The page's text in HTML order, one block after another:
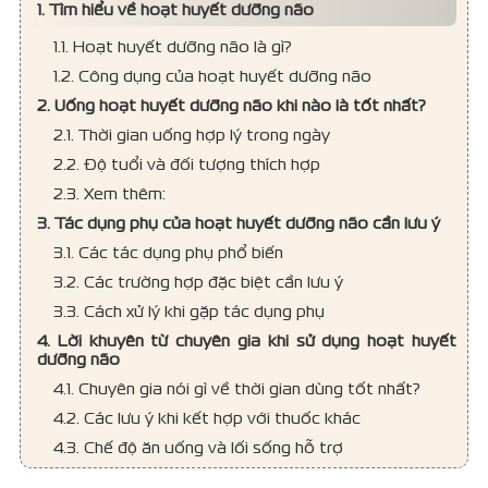
1. Tìm hiểu về hoạt huyết dưỡng não
1.1. Hoạt huyết dưỡng não là gì?
1.2. Công dụng của hoạt huyết dưỡng não
2. Uống hoạt huyết dưỡng não khi nào là tốt nhất?
2.1. Thời gian uống hợp lý trong ngày
2.2. Độ tuổi và đối tượng thích hợp
2.3. Xem thêm:
3. Tác dụng phụ của hoạt huyết dưỡng não cần lưu ý
3.1. Các tác dụng phụ phổ biến
3.2. Các trường hợp đặc biệt cần lưu ý
3.3. Cách xử lý khi gặp tác dụng phụ
4. Lời khuyên từ chuyên gia khi sử dụng hoạt huyết
dưỡng não
4.1. Chuyên gia nói gì về thời gian dùng tốt nhất?
4.2. Các lưu ý khi kết hợp với thuốc khác
4.3. Chế độ ăn uống và lối sống hỗ trợ